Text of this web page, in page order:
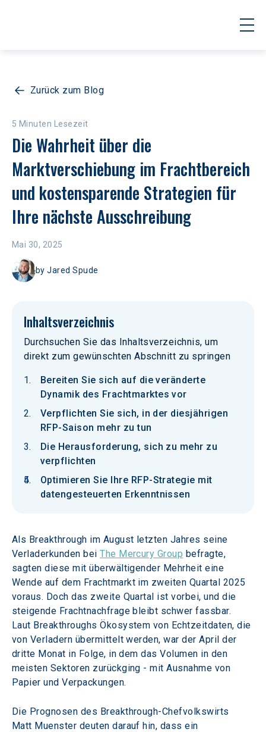
Zurück zum Blog
5 Minuten Lesezeit
Die Wahrheit über die
Marktverschiebung im Frachtbereich
und kostensparende Strategien für
Ihre nächste Ausschreibung
Mai 30, 2025
byJared Spude
Inhaltsverzeichnis
Durchsuchen Sie das Inhaltsverzeichnis, um
direkt zum gewünschten Abschnitt zu springen
Bereiten Sie sich auf die veränderte
Dynamik des Frachtmarktes vor
Verpflichten Sie sich, in der diesjährigen
RFP-Saison mehr zu tun
Die Herausforderung, sich zu mehr zu
verpflichten
Optimieren Sie Ihre RFP-Strategie mit
datengesteuerten Erkenntnissen
Als Breakthrough im August letzten Jahres seine
Verladerkunden bei The Mercury Group befragte,
sagten diese mit überwältigender Mehrheit eine
Wende auf dem Frachtmarkt im zweiten Quartal 2025
voraus. Doch das zweite Quartal ist vorbei, und die
steigende Frachtnachfrage bleibt schwer fassbar.
Laut Breakthroughs Ökosystem von Echtzeitdaten, die
von Verladern übermittelt werden, war der April der
dritte Monat in Folge, in dem das Volumen in den
meisten Sektoren zurückging - mit Ausnahme von
Papier und Verpackungen.
Die Prognosen des Breakthrough-Chefvolkswirts
Matt Muenster deuten darauf hin, dass ein